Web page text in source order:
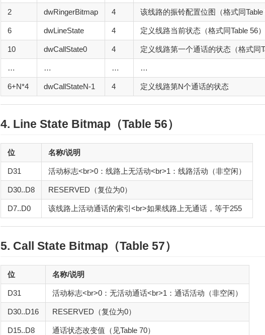
2 dwRingerBitmap 4 该线路的振铃配置位图（格式同Table
6 dwLineState 4 定义线路当前状态（格式同Table 56）
10 dwCallState0 4 定义线路第一个通话的状态（格式同
… … … …
6+N*4 dwCallStateN-1 4 定义线路第N个通话的状态
4. Line State Bitmap（Table 56）
位 名称/说明
D31 活动标志<br>0：线路上无活动<br>1：线路活动（非空闲）
D30..D8 RESERVED（复位为0）
D7..D0 该线路上活动通话的索引<br>如果线路上无通话，等于255
5. Call State Bitmap（Table 57）
位 名称/说明
D31 活动标志<br>0：无活动通话<br>1：通话活动（非空闲）
D30..D16 RESERVED（复位为0）
D15..D8 通话状态改变值（见Table 70）